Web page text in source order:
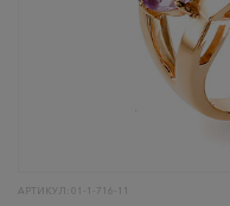
АРТИКУЛ: 01-1-716-11